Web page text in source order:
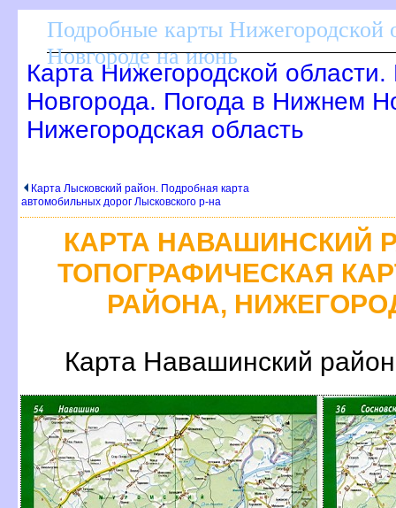
Подробные карты Нижегородской
Новгороде на июнь
Карта Нижегородской
Новгорода. Погода в Нижнем
Нижегородская область
Карта Лысковский район. Подробная карта
автомобильных дорог Лысковского р-на
КАРТА НАВАШИНСКИЙ
ТОПОГРАФИЧЕСКАЯ
РАЙОНА,
Карта Навашинский район